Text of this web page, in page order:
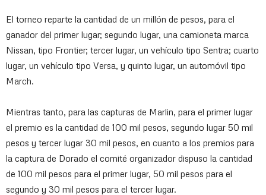
El torneo reparte la cantidad de un millón de pesos, para el
ganador del primer lugar; segundo lugar, una camioneta marca
Nissan, tipo Frontier; tercer lugar, un vehículo tipo Sentra; cuarto
lugar, un vehículo tipo Versa, y quinto lugar, un automóvil tipo
March.
Mientras tanto, para las capturas de Marlin, para el primer lugar
el premio es la cantidad de 100 mil pesos, segundo lugar 50 mil
pesos y tercer lugar 30 mil pesos, en cuanto a los premios para
la captura de Dorado el comité organizador dispuso la cantidad
de 100 mil pesos para el primer lugar, 50 mil pesos para el
segundo y 30 mil pesos para el tercer lugar.